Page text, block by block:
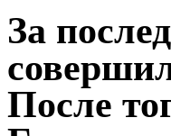
За
После